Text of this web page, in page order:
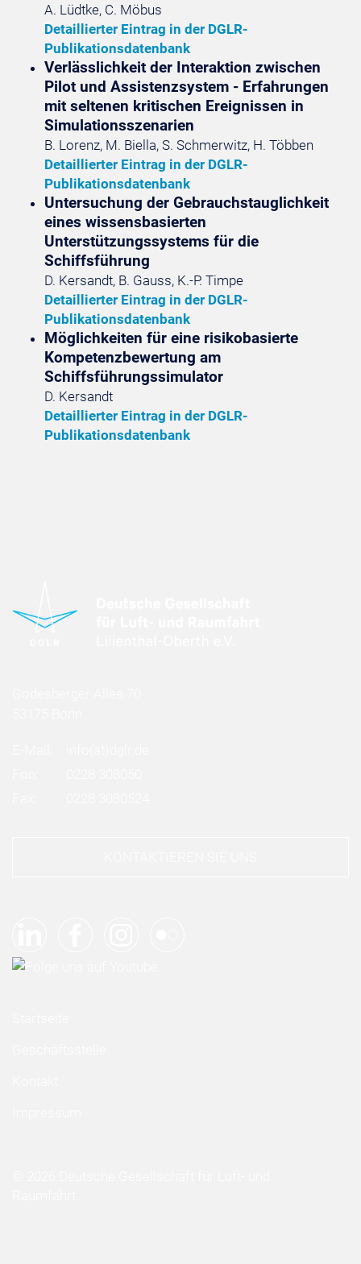
A. Lüdtke, C. Möbus
Detaillierter Eintrag in der DGLR-
Publikationsdatenbank
Verlässlichkeit der Interaktion zwischen
Pilot und Assistenzsystem - Erfahrungen
mit seltenen kritischen Ereignissen in
Simulationsszenarien
B. Lorenz, M. Biella, S. Schmerwitz, H. Többen
Detaillierter Eintrag in der DGLR-
Publikationsdatenbank
Untersuchung der Gebrauchstauglichkeit
eines wissensbasierten
Unterstützungssystems für die
Schiffsführung
D. Kersandt, B. Gauss, K.-P. Timpe
Detaillierter Eintrag in der DGLR-
Publikationsdatenbank
Möglichkeiten für eine risikobasierte
Kompetenzbewertung am
Schiffsführungssimulator
D. Kersandt
Detaillierter Eintrag in der DGLR-
Publikationsdatenbank